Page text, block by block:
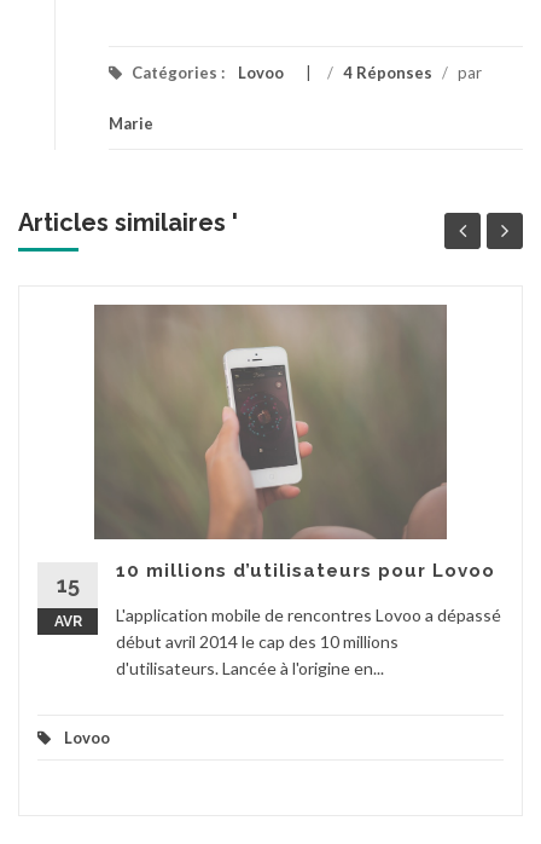
Catégories : Lovoo / 4 Réponses / par
Marie
Articles similaires '
15
AVR
10 millions d’utilisateurs pour Lovoo
L'application mobile de rencontres Lovoo a dépassé
début avril 2014 le cap des 10 millions
d'utilisateurs. Lancée à l'origine en...
Lovoo